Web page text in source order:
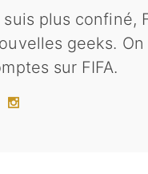
plus confiné,
geeks.
sur FIFA.